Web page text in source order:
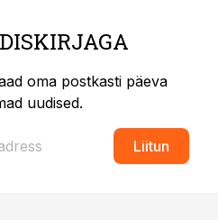
oma postkasti päeva
uudised.
Liitun